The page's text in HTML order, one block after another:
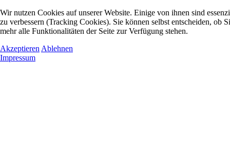
Wir nutzen Cookies auf unserer Website. Einige von ihnen sind
zu verbessern (Tracking Cookies). Sie können selbst entscheiden, ob
mehr alle Funktionalitäten der Seite zur Verfügung stehen.
Akzeptieren Ablehnen
Impressum